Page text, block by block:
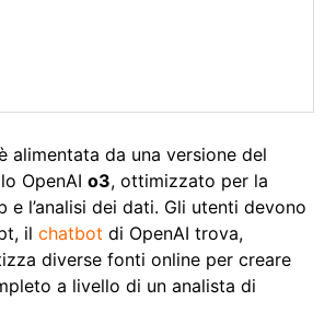
alimentata da una versione del
OpenAI o3, ottimizzato per la
e l’analisi dei dati. Gli utenti devono
il chatbot di OpenAI trova,
diverse fonti online per creare
a livello di un analista di